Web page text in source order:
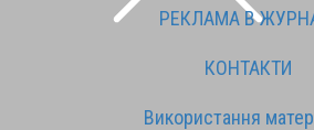
РЕКЛАМА В
КОНТАКТИ
Використання